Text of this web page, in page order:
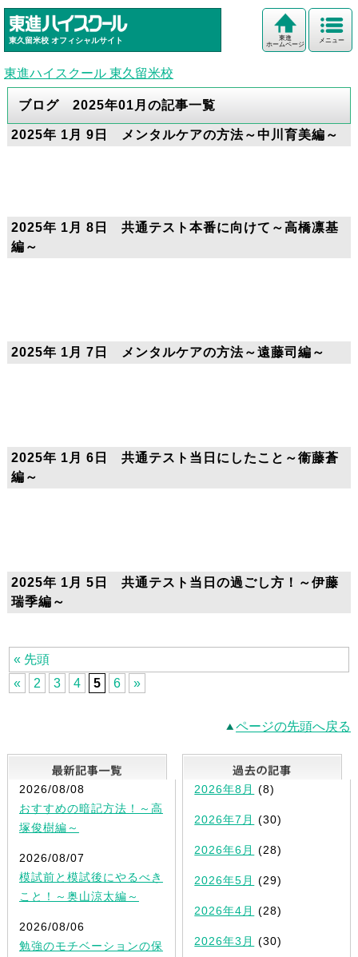
東久留米校 オフィシャルサイト メニュー
東進
ホームページ
東進ハイスクール 東久留米校
ブログ 2025年01月の記事一覧
2025年 1月 9日 メンタルケアの方法～中川育美編～
2025年 1月 8日 共通テスト本番に向けて～高橋凛基
編～
2025年 1月 7日 メンタルケアの方法～遠藤司編～
2025年 1月 6日 共通テスト当日にしたこと～衞藤蒼
編～
2025年 1月 5日 共通テスト当日の過ごし方！～伊藤
瑞季編～
« 先頭
«
2 3 4 5 6 »
ページの先頭へ戻る
最新記事一覧
2026/08/08
おすすめの暗記方法！～高
塚俊樹編～
2026/08/07
模試前と模試後にやるべき
こと！～奥山涼太編～
2026/08/06
勉強のモチベーションの保
2026年8月 (8)
2026年7月 (30)
2026年6月 (28)
2026年5月 (29)
2026年4月 (28)
2026年3月 (30)